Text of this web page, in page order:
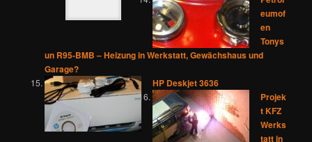
eumof
en
Tonys
un R95-BMB – Heizung in Werkstatt, Gewächshaus und
Garage?
HP Deskjet 3636
Projek
t KFZ
Werks
tatt in